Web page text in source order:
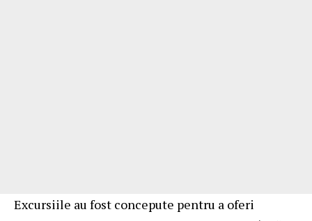
Excursiile au fost concepute pentru a oferi